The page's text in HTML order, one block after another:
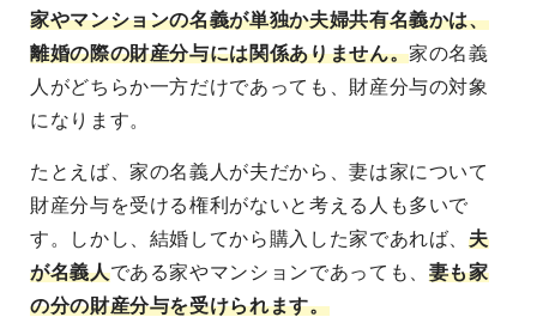
家やマンションの名義が単独か夫婦共有名義かは、
離婚の際の財産分与には関係ありません。家の名義
人がどちらか一方だけであっても、財産分与の対象
になります。
たとえば、家の名義人が夫だから、妻は家について
財産分与を受ける権利がないと考える人も多いで
す。しかし、結婚してから購入した家であれば、夫
が名義人である家やマンションであっても、 妻も家
の分の財産分与を受けられます。